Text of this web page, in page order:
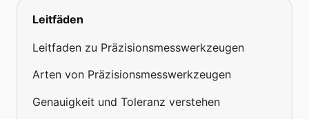
Leitfäden
Leitfaden zu Präzisionsmesswerkzeugen
Arten von Präzisionsmesswerkzeugen
Genauigkeit und Toleranz verstehen